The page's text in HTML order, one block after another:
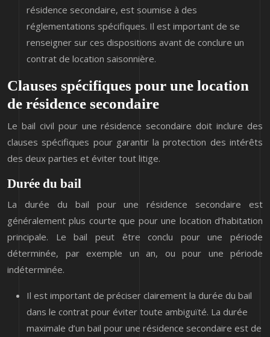
résidence secondaire, est soumise à des
réglementations spécifiques. Il est important de se
renseigner sur ces dispositions avant de conclure un
contrat de location saisonnière.
Clauses spécifiques pour une location
de résidence secondaire
Le bail civil pour une résidence secondaire doit inclure des
clauses spécifiques pour garantir la protection des intérêts
des deux parties et éviter tout litige.
Durée du bail
La durée du bail pour une résidence secondaire est
généralement plus courte que pour une location d’habitation
principale. Le bail peut être conclu pour une période
déterminée, par exemple un an, ou pour une période
indéterminée.
Il est important de préciser clairement la durée du bail
dans le contrat pour éviter toute ambiguïté. La durée
maximale d’un bail pour une résidence secondaire est de